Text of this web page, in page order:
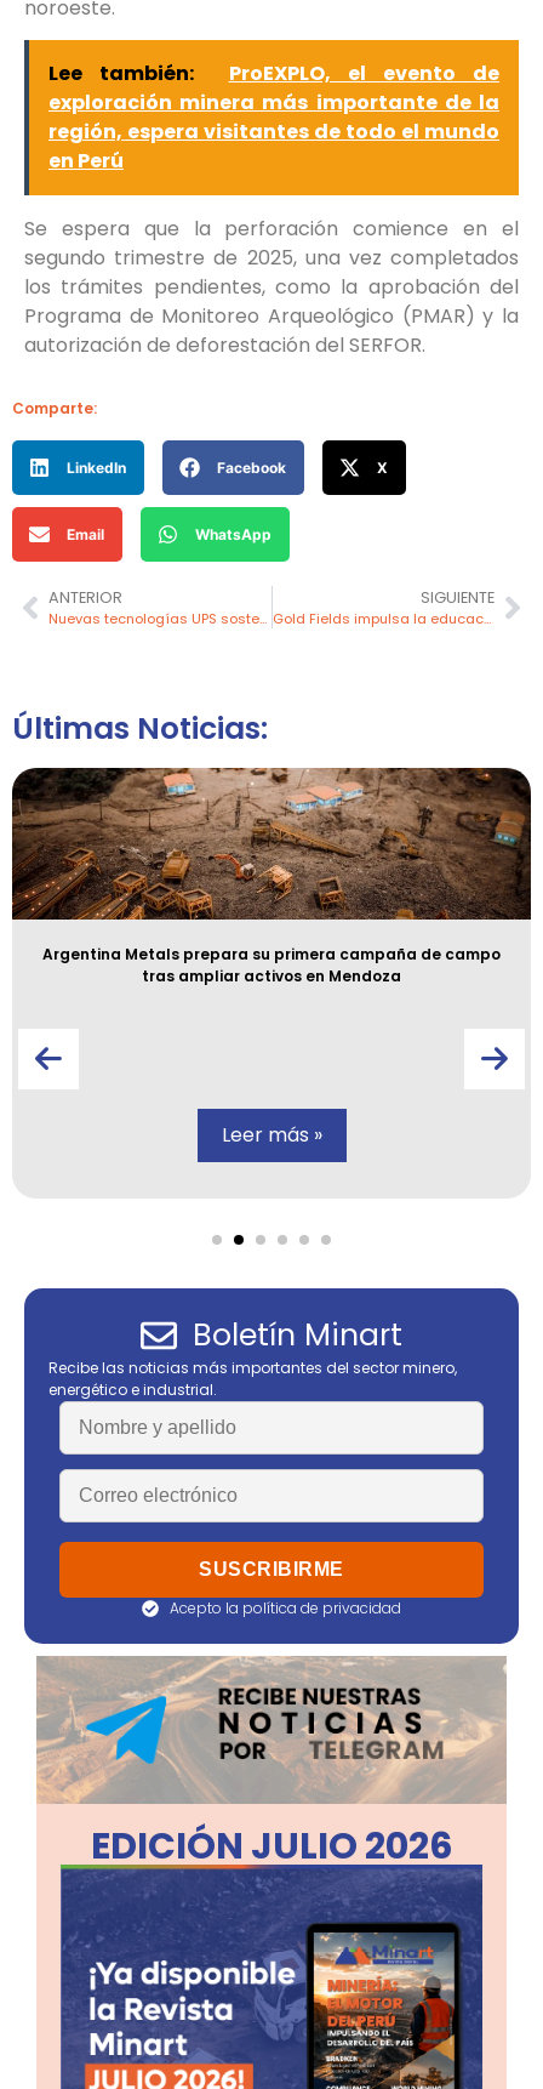
noroeste.
Lee también:
ProEXPLO, el evento de
exploración minera más importante de la
región, espera visitantes de todo el mundo
en Perú
Se espera que la perforación comience en el
segundo trimestre de 2025, una vez completados
los trámites pendientes, como la aprobación del
Programa de Monitoreo Arqueológico (PMAR) y la
autorización de deforestación del SERFOR.
Comparte:
LinkedIn Facebook X
Email WhatsApp
ANTERIOR
Nuevas tecnologías UPS sostenibles impulsan la eficiencia y el respaldo frente a fallas eléctricas
SIGUIENTE
Gold Fields impulsa la educación en comunidades rurales de Cajamarca
Últimas Noticias:
Argentina Metals prepara su primera campaña de campo
tras ampliar activos en Mendoza
Leer más »
Boletín Minart
Recibe las noticias más importantes del sector minero,
energético e industrial.
Acepto la política de privacidad
EDICIÓN JULIO 2026